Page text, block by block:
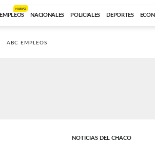
EMPLEOS
NUEVO
NACIONALES POLICIALES DEPORTES
ABC EMPLEOS
NOTICIAS DEL CHACO